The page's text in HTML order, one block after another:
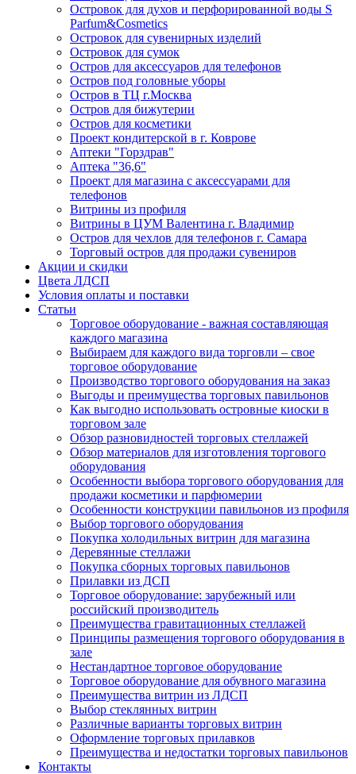
Островок для духов и перфорированной воды S
Parfum&Cosmetics
Островок для сувенирных изделий
Островок для сумок
Остров для аксессуаров для телефонов
Остров под головные уборы
Остров в ТЦ г.Москва
Остров для бижутерии
Остров для косметики
Проект кондитерской в г. Коврове
Аптеки "Горздрав"
Аптека "36,6"
Проект для магазина с аксессуарами для
телефонов
Витрины из профиля
Витрины в ЦУМ Валентина г. Владимир
Остров для чехлов для телефонов г. Самара
Торговый остров для продажи сувениров
Акции и скидки
Цвета ЛДСП
Условия оплаты и поставки
Статьи
Торговое оборудование - важная составляющая
каждого магазина
Выбираем для каждого вида торговли – свое
торговое оборудование
Производство торгового оборудования на заказ
Выгоды и преимущества торговых павильонов
Как выгодно использовать островные киоски в
торговом зале
Обзор разновидностей торговых стеллажей
Обзор материалов для изготовления торгового
оборудования
Особенности выбора торгового оборудования для
продажи косметики и парфюмерии
Особенности конструкции павильонов из профиля
Выбор торгового оборудования
Покупка холодильных витрин для магазина
Деревянные стеллажи
Покупка сборных торговых павильонов
Прилавки из ДСП
Торговое оборудование: зарубежный или
российский производитель
Преимущества гравитационных стеллажей
Принципы размещения торгового оборудования в
зале
Нестандартное торговое оборудование
Торговое оборудование для обувного магазина
Преимущества витрин из ЛДСП
Выбор стеклянных витрин
Различные варианты торговых витрин
Оформление торговых прилавков
Преимущества и недостатки торговых павильонов
Контакты